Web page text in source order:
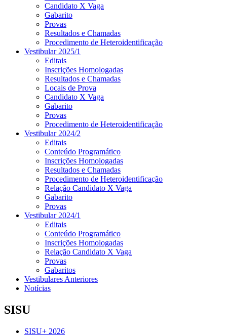
Candidato X Vaga
Gabarito
Provas
Resultados e Chamadas
Procedimento de Heteroidentificação
Vestibular 2025/1
Editais
Inscrições Homologadas
Resultados e Chamadas
Locais de Prova
Candidato X Vaga
Gabarito
Provas
Procedimento de Heteroidentificação
Vestibular 2024/2
Editais
Conteúdo Programático
Inscrições Homologadas
Resultados e Chamadas
Procedimento de Heteroidentificação
Relação Candidato X Vaga
Gabarito
Provas
Vestibular 2024/1
Editais
Conteúdo Programático
Inscrições Homologadas
Relação Candidato X Vaga
Provas
Gabaritos
Vestibulares Anteriores
Notícias
SISU
SISU+ 2026